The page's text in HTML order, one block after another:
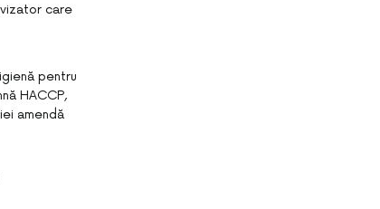
care
pentru
HACCP,
amendă